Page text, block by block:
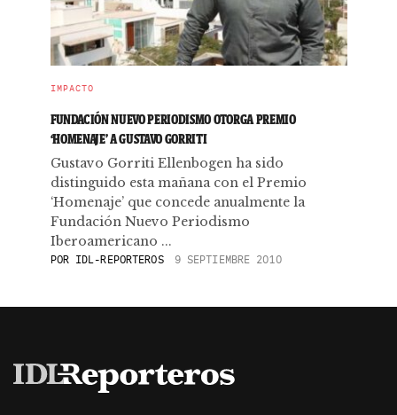
IMPACTO
FUNDACIÓN NUEVO PERIODISMO OTORGA PREMIO
‘HOMENAJE’ A GUSTAVO GORRITI
Gustavo Gorriti Ellenbogen ha sido
distinguido esta mañana con el Premio
‘Homenaje’ que concede anualmente la
Fundación Nuevo Periodismo
Iberoamericano ...
POR IDL-REPORTEROS 9 SEPTIEMBRE 2010